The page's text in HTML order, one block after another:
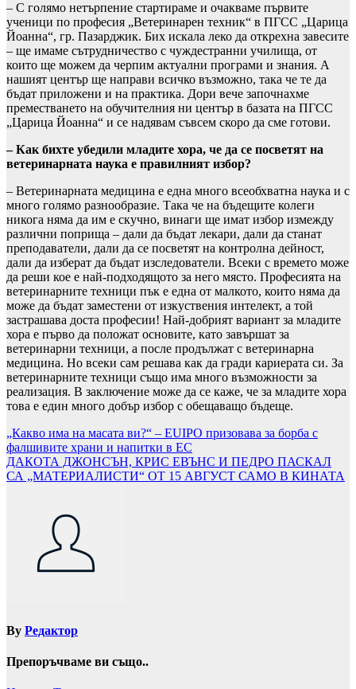
– С голямо нетърпение стартираме и очакваме първите
ученици по професия „Ветеринарен техник“ в ПГСС „Царица
Йоанна“, гр. Пазарджик. Бих искала леко да открехна завесите
– ще имаме сътрудничество с чуждестранни училища, от
които ще можем да черпим актуални програми и знания. А
нашият център ще направи всичко възможно, така че те да
бъдат приложени и на практика. Дори вече започнахме
преместването на обучителния ни център в базата на ПГСС
„Царица Йоанна“ и се надявам съвсем скоро да сме готови.
– Как бихте убедили младите хора, че да се посветят на
ветеринарната наука е правилният избор?
– Ветеринарната медицина е една много всеобхватна наука и с
много голямо разнообразие. Така че на бъдещите колеги
никога няма да им е скучно, винаги ще имат избор измежду
различни поприща – дали да бъдат лекари, дали да станат
преподаватели, дали да се посветят на контролна дейност,
дали да изберат да бъдат изследователи. Всеки с времето може
да реши кое е най-подходящото за него място. Професията на
ветеринарните техници пък е една от малкото, които няма да
може да бъдат заместени от изкуствения интелект, а той
застрашава доста професии! Най-добрият вариант за младите
хора е първо да положат основите, като завършат за
ветеринарни техници, а после продължат с ветеринарна
медицина. Но всеки сам решава как да гради кариерата си. За
ветеринарните техници също има много възможности за
реализация. В заключение може да се каже, че за младите хора
това е един много добър избор с обещаващо бъдеще.
Навигация
„Какво има на масата ви?“ – EUIPO призовава за борба с
фалшивите храни и напитки в ЕС
ДАКОТА ДЖОНСЪН, КРИС ЕВЪНС И ПЕДРО ПАСКАЛ
СА „МАТЕРИАЛИСТИ“ ОТ 15 АВГУСТ САМО В КИНАТА
By Редактор
Препоръчваме ви също..